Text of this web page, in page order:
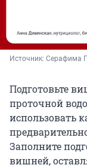
Источник: Серафима
Подготовьте
проточной
использовать
Заполните
вишней,